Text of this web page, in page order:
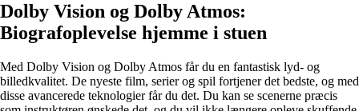
Dolby Vision og Dolby Atmos:
Biografoplevelse hjemme i stuen
Med Dolby Vision og Dolby Atmos får du en fantastisk lyd- og
billedkvalitet. De nyeste film, serier og spil fortjener det bedste, og med
disse avancerede teknologier får du det. Du kan se scenerne præcis